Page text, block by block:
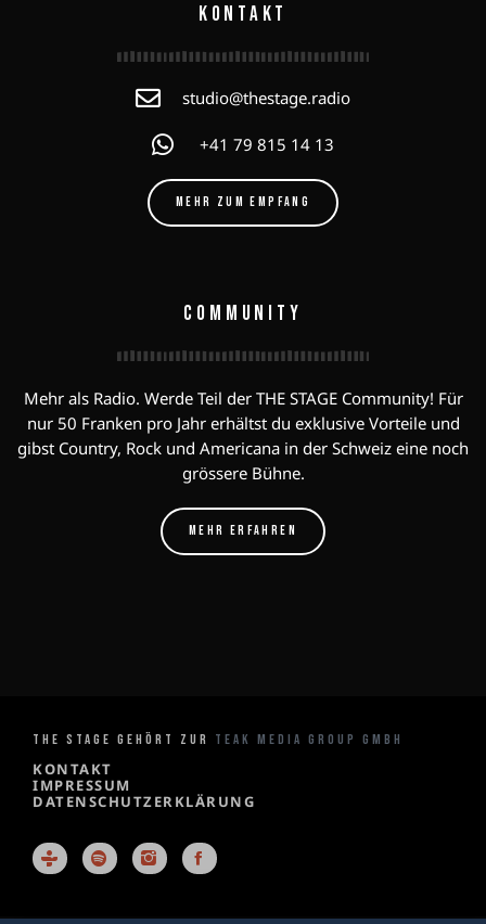
KONTAKT
studio@thestage.radio
+41 79 815 14 13
MEHR ZUM EMPFANG
COMMUNITY
Mehr als Radio. Werde Teil der THE STAGE Community! Für
nur 50 Franken pro Jahr erhältst du exklusive Vorteile und
gibst Country, Rock und Americana in der Schweiz eine noch
grössere Bühne.
MEHR ERFAHREN
THE STAGE GEHÖRT ZUR TEAK MEDIA GROUP GMBH
KONTAKT
IMPRESSUM
DATENSCHUTZERKLÄRUNG